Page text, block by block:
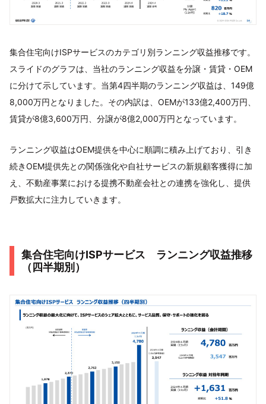
集合住宅向けISPサービスのカテゴリ別ランニング収益推移です。
スライドのグラフは、当社のランニング収益を分譲・賃貸・OEM
に分けて示しています。当第4四半期のランニング収益は、149億
8,000万円となりました。その内訳は、OEMが133億2,400万円、
賃貸が8億3,600万円、分譲が8億2,000万円となっています。
ランニング収益はOEM提供を中心に順調に積み上げており、引き
続きOEM提供先との関係強化や自社サービスの新規顧客獲得に加
え、不動産事業における提携不動産会社との連携を強化し、提供
戸数拡大に注力していきます。
集合住宅向けISPサービス ランニング収益推移
（四半期別）